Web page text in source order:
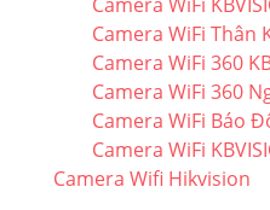
Camera WiFi Thân
Camera WiFi 360
Camera WiFi 360
Camera WiFi Báo
Camera WiFi
Camera Wifi Hikvision